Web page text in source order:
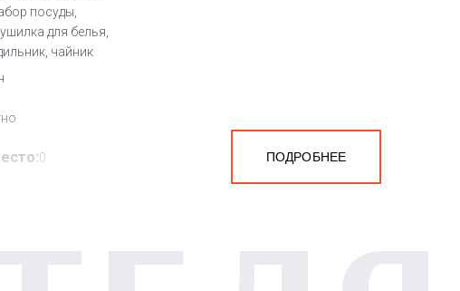
посуды,
для белья,
чайник
0 ПОДРОБНЕЕ